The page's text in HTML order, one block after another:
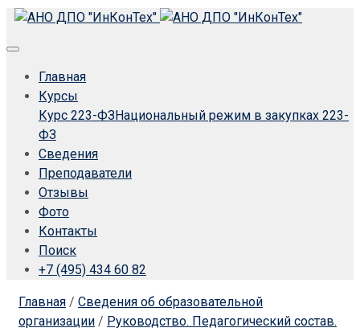
Главная
Курсы
Курс 223-ФЗНациональный режим в закупках 223-
ФЗ
Сведения
Преподаватели
Отзывы
Фото
Контакты
Поиск
+7 (495) 434 60 82
Главная / Сведения об образовательной
организации / Руководство. Педагогический состав.